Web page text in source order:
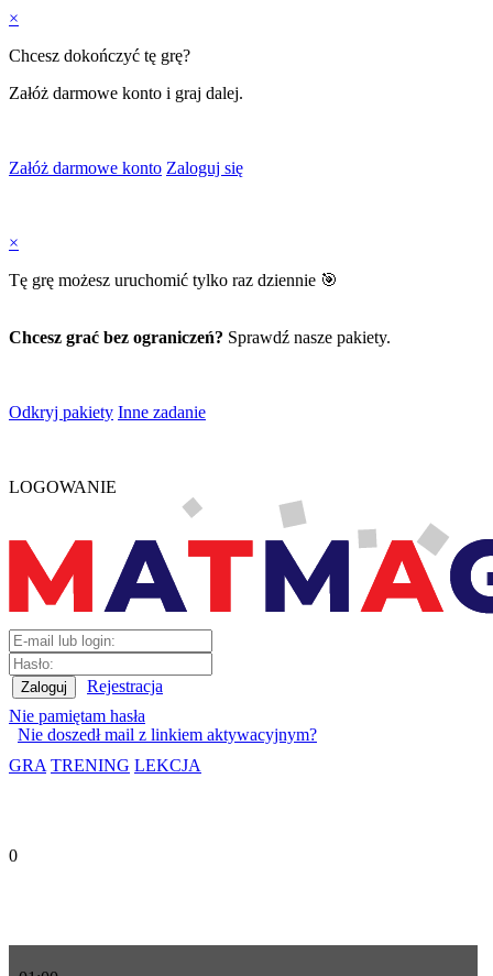
×
Chcesz dokończyć tę grę?
Załóż darmowe konto i graj dalej.
Załóż darmowe konto Zaloguj się
×
Tę grę możesz uruchomić tylko raz dziennie 🎯
Chcesz grać bez ograniczeń? Sprawdź nasze pakiety.
Odkryj pakiety Inne zadanie
LOGOWANIE
Rejestracja
Nie pamiętam hasła
Nie doszedł mail z linkiem aktywacyjnym?
GRA TRENING LEKCJA
0